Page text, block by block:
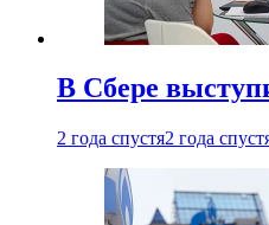
В Сбере
2 года спустя2 года